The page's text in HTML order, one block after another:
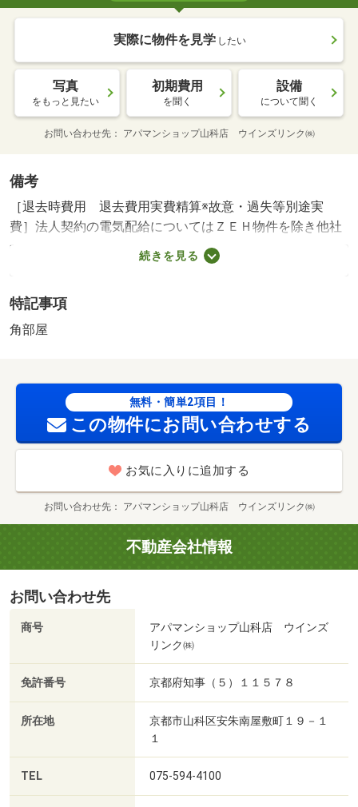
実際に物件を見学 したい
写真
をもっと見たい
初期費用
を聞く
設備
について聞く
お問い合わせ先 アパマンショップ山科店 ウインズリンク㈱
備考
［退去時費用 退去費用実費精算※故意・過失等別途実
費］法人契約の電気配給についてはＺＥＨ物件を除き他社
契約となります。 ルームクリーニング料金にエアコンク
リーニング費用を含みます【法人契約個人負担分につい
則 「カード決済」となります。 保証会社利用必須
株式会社イントラスト 機関保証加入必須。初回保証料３
０１ｍ 病院・２２９ｍ ／加盟団体名：（公社）京都府
宅地建物取引業協会 公取協名：（公社） 近畿地区不動
産公正取引協議会加盟/室内清掃費用 71500円
続きを見る
特記事項
角部屋
無料・簡単2項目！
この物件にお問い合わせする
お気に入りに追加する
お問い合わせ先 アパマンショップ山科店 ウインズリンク㈱
不動産会社情報
お問い合わせ先
商号
アパマンショップ山科店 ウインズ
リンク㈱
免許番号 京都府知事（５）１１５７８
所在地
京都市山科区安朱南屋敷町１９－１
１
TEL 075-594-4100